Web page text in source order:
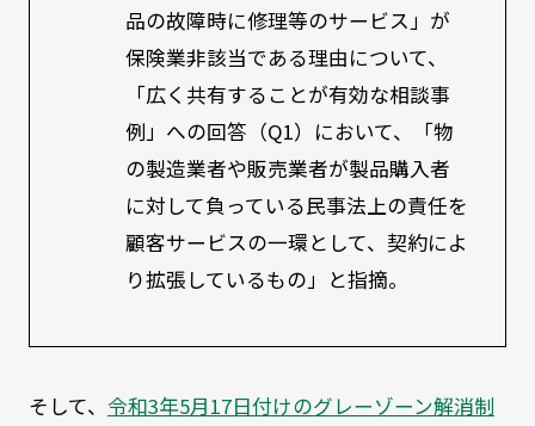
品の故障時に修理等のサービス」が
保険業非該当である理由について、
「広く共有することが有効な相談事
例」への回答（Q1）において、「物
の製造業者や販売業者が製品購入者
に対して負っている民事法上の責任を
顧客サービスの一環として、契約によ
り拡張しているもの」と指摘。
そして、 令和3年5月17日付けのグレーゾーン解消制